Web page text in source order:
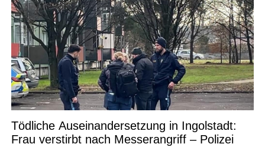
Tödliche Auseinandersetzung in Ingolstadt:
Frau verstirbt nach Messerangriff – Polizei